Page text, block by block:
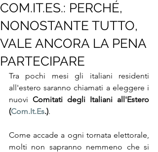
COM.IT.ES.: PERCHÉ,
NONOSTANTE TUTTO,
VALE ANCORA LA PENA
PARTECIPARE
Tra pochi mesi gli italiani residenti
all'estero saranno chiamati a eleggere i
nuovi Comitati degli Italiani all'Estero
(Com.It.Es.).
Come accade a ogni tornata elettorale,
molti non sapranno nemmeno che si